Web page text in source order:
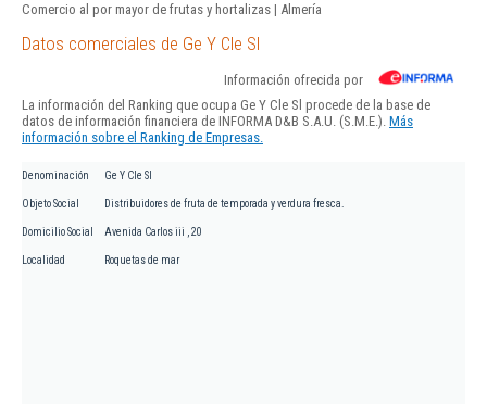
Comercio al por mayor de frutas y hortalizas | Almería
Datos comerciales de Ge Y Cle Sl
Información ofrecida por
La información del Ranking que ocupa Ge Y Cle Sl procede de la base de
datos de información financiera de INFORMA D&B S.A.U. (S.M.E.). Más
información sobre el Ranking de Empresas.
Denominación Ge Y Cle Sl
Objeto Social Distribuidores de fruta de temporada y verdura fresca.
Domicilio Social Avenida Carlos iii , 20
Localidad Roquetas de mar